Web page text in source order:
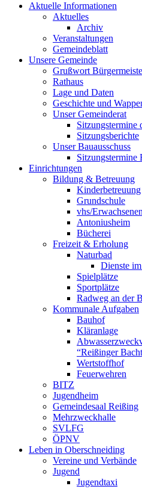
Aktuelle Informationen
Aktuelles
Archiv
Veranstaltungen
Gemeindeblatt
Unsere Gemeinde
Grußwort
Rathaus
Lage und Daten
Geschichte und
Unser Gemeinderat
Sitzungstermine
Sitzungsberichte
Unser Bauausschuss
Sitzungstermine
Einrichtungen
Bildung & Betreuung
Kinderbetreuung
Grundschule
vhs/
Antoniusheim
Bücherei
Freizeit & Erholung
Naturbad
Dienste
Spielplätze
Sportplätze
Radweg an der
Kommunale Aufgaben
Bauhof
Kläranlage
“Reißinger
Wertstoffhof
Feuerwehren
BITZ
Jugendheim
Gemeindesaal Reißing
Mehrzweckhalle
SVLFG
ÖPNV
Leben in Oberschneiding
Vereine und Verbände
Jugend
Jugendtaxi